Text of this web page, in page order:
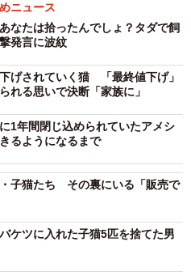
っていたのに、1匹だけ隅っ
です。おとなしい子だな、
たときには1ケタ違うんじゃ
さん）
6カ月ということ以外に何か
不安を覚えましたが、店員
よ」としか言いませんでし
ニュース
なたは拾ったんでしょ？タダで飼
発言に波紋
げされていく猫 「最終値下げ」
れる思いで決断「家族に」
1年間閉じ込められていたアメシ
るようになるまで
子猫たち その裏にいる「販売で
ケツに入れた子猫5匹を捨てた男